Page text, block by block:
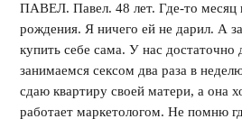
ПАВЕЛ. Павел. 48 лет. Где-то месяц
рождения. Я ничего ей не дарил. А
купить себе сама. У нас
занимаемся сексом два раза в
сдаю квартиру своей матери, а она
работает маркетологом. Не помню